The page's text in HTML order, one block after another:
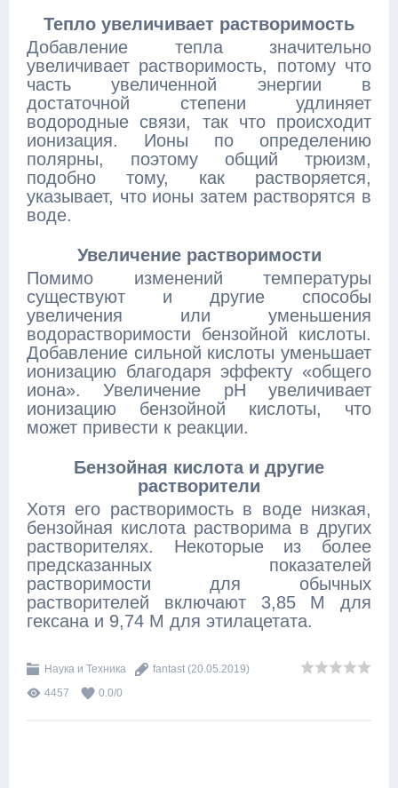
Тепло увеличивает растворимость
Добавление тепла значительно
увеличивает растворимость, потому что
часть увеличенной энергии в
достаточной степени удлиняет
водородные связи, так что происходит
ионизация. Ионы по определению
полярны, поэтому общий трюизм,
подобно тому, как растворяется,
указывает, что ионы затем растворятся в
воде.
Увеличение растворимости
Помимо изменений температуры
существуют и другие способы
увеличения или уменьшения
водорастворимости бензойной кислоты.
Добавление сильной кислоты уменьшает
ионизацию благодаря эффекту «общего
иона». Увеличение pH увеличивает
ионизацию бензойной кислоты, что
может привести к реакции.
Бензойная кислота и другие
растворители
Хотя его растворимость в воде низкая,
бензойная кислота растворима в других
растворителях. Некоторые из более
предсказанных показателей
растворимости для обычных
растворителей включают 3,85 М для
гексана и 9,74 М для этилацетата.
Наука и Техника fantast (20.05.2019)
4457
0.0/0